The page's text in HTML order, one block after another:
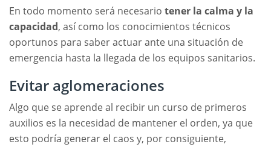
En todo momento será necesario tener la calma y la
capacidad, así como los conocimientos técnicos
oportunos para saber actuar ante una situación de
emergencia hasta la llegada de los equipos sanitarios.
Evitar aglomeraciones
Algo que se aprende al recibir un curso de primeros
auxilios es la necesidad de mantener el orden, ya que
esto podría generar el caos y, por consiguiente,